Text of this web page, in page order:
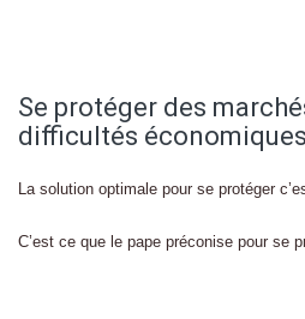
Se protéger des
difficultés
La solution optimale pour se protéger
C’est ce que le pape préconise pour se